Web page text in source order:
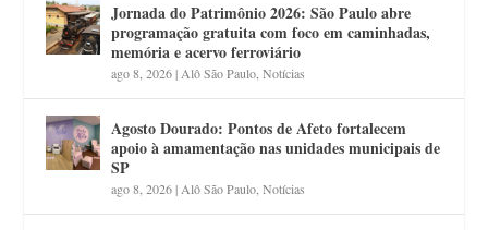
Jornada do Patrimônio 2026: São Paulo abre
programação gratuita com foco em caminhadas,
memória e acervo ferroviário
ago 8, 2026|Alô São Paulo,Notícias
Agosto Dourado: Pontos de Afeto fortalecem
apoio à amamentação nas unidades municipais de
SP
ago 8, 2026|Alô São Paulo,Notícias